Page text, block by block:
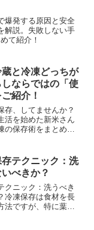
爆発する原因と安全
解説。失敗しない手
て紹介！
と冷凍どっちが
ならではの「使
紹介！
存、してませんか？
活を始めた新米さん
の保存術をまとめま
テクニック：洗
べきか？
クニック：洗うべき
冷凍保存は食材を長
法ですが、特に葉野